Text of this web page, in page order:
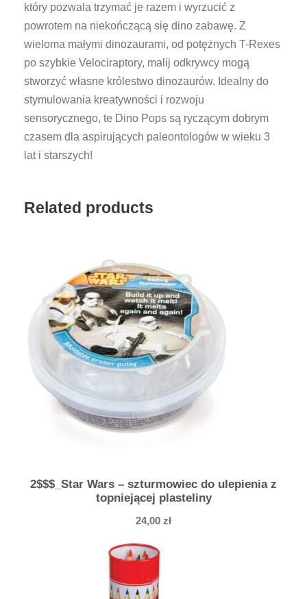
i
n
o
z
a
u
r
y
który pozwala trzymać je razem i wyrzucić z
powrotem na niekończącą się dino zabawę. Z
wieloma małymi dinozaurami, od potężnych T-Rexes
po szybkie Velociraptory, malij odkrywcy mogą
stworzyć własne królestwo dinozaurów. Idealny do
stymulowania kreatywności i rozwoju
sensorycznego, te Dino Pops są ryczącym dobrym
czasem dla aspirujących paleontologów w wieku 3
lat i starszych!
Related products
2$$$_Star Wars – szturmowiec do ulepienia z
topniejącej plasteliny
24,00 zł